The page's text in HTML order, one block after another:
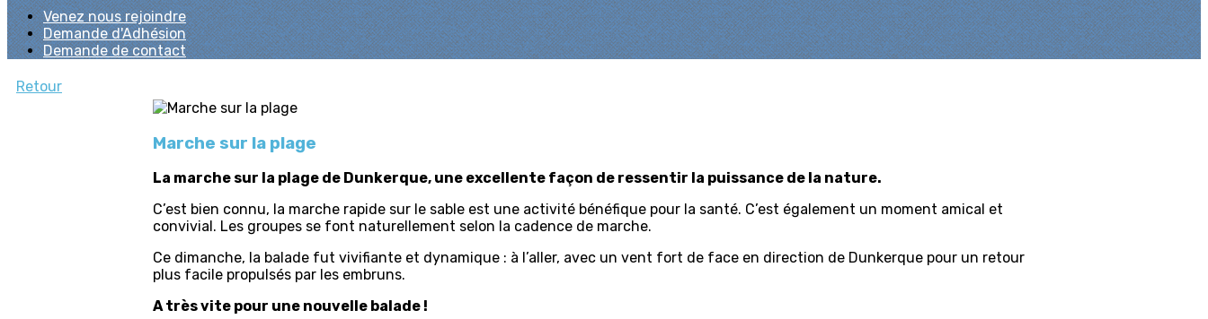
Venez nous rejoindre
Demande d'Adhésion
Demande de contact
Retour
Marche sur la plage
La marche sur la plage de Dunkerque, une excellente façon de ressentir la puissance de la nature.
C’est bien connu, la marche rapide sur le sable est une activité bénéfique pour la santé. C’est également un moment amical et
convivial. Les groupes se font naturellement selon la cadence de marche.
Ce dimanche, la balade fut vivifiante et dynamique : à l’aller, avec un vent fort de face en direction de Dunkerque pour un retour
plus facile propulsés par les embruns.
A très vite pour une nouvelle balade !